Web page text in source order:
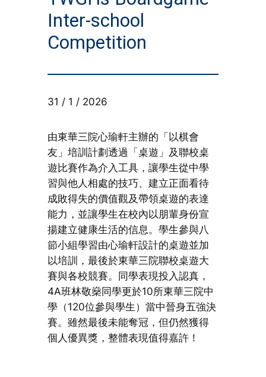
External Awards
Inter-school
Competition
31 / 1 / 2026
由東華三院心瑜軒主辦的「以棋會
友」培訓計劃透過「桌遊」及聯校桌
遊比賽作為介入工具，讓學生從中學
習與他人相處的技巧、建立正面看待
成敗得失的價值觀及帶領桌遊的表達
能力，並讓學生在校內以朋輩身份宣
揚建立健康生活的信息。學生參與八
節小組學習由心瑜軒設計的桌遊並加
以培訓，最後於東華三院聯校桌遊大
賽與各校競賽。同學表現投入認真，
4A班林敬燊同學更於10所東華三院中
學（120位參與學生）當中晉身五強決
賽。雖然最後未能奪冠，但仍然獲得
個人優異獎，整體表現值得嘉許！